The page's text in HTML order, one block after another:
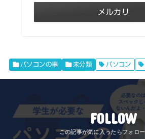
メルカリ
パソコンの事 未分類 パソコン
FOLLOW